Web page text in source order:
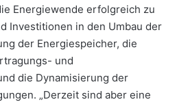
Energiewende erfolgreich zu
Investitionen in den Umbau der
der Energiespeicher, die
und
die Dynamisierung der
„Derzeit sind aber eine